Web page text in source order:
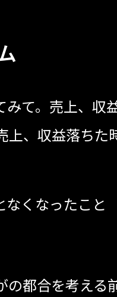
て。売上、収
上、収益落ち
なくなったこと
都合を考える